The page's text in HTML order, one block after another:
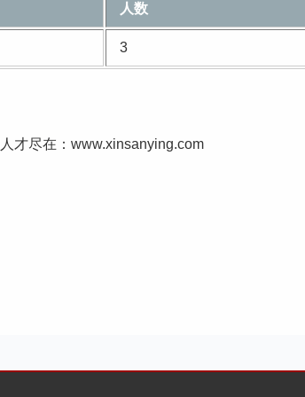
人数
3
才尽在：www.xinsanying.com